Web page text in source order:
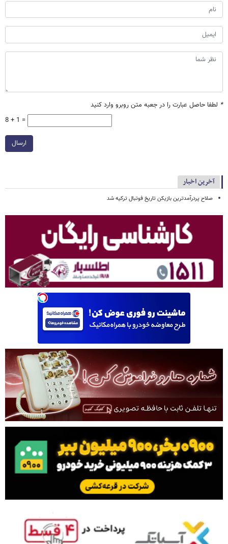
* لطفا حاصل عبارت را در جعبه متن روبرو وارد کنید
8 + 1 =
ارسال
آخرین اخبار
صلاح پردرآمدترین بازیکن تاریخ فوتبال ترکیه شد